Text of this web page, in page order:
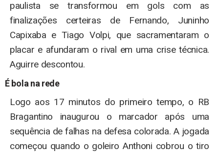
paulista se transformou em gols com as
finalizações certeiras de Fernando, Juninho
Capixaba e Tiago Volpi, que sacramentaram o
placar e afundaram o rival em uma crise técnica.
Aguirre descontou.
É bola na rede
Logo aos 17 minutos do primeiro tempo, o RB
Bragantino inaugurou o marcador após uma
sequência de falhas na defesa colorada. A jogada
começou quando o goleiro Anthoni cobrou o tiro